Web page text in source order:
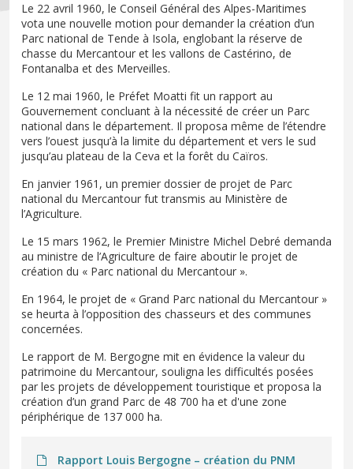
Le 22 avril 1960, le Conseil Général des Alpes-Maritimes
vota une nouvelle motion pour demander la création d’un
Parc national de Tende à Isola, englobant la réserve de
chasse du Mercantour et les vallons de Castérino, de
Fontanalba et des Merveilles.
Le 12 mai 1960, le Préfet Moatti fit un rapport au
Gouvernement concluant à la nécessité de créer un Parc
national dans le département. Il proposa même de l’étendre
vers l’ouest jusqu’à la limite du département et vers le sud
jusqu’au plateau de la Ceva et la forêt du Caïros.
En janvier 1961, un premier dossier de projet de Parc
national du Mercantour fut transmis au Ministère de
l’Agriculture.
Le 15 mars 1962, le Premier Ministre Michel Debré demanda
au ministre de l’Agriculture de faire aboutir le projet de
création du « Parc national du Mercantour ».
En 1964, le projet de « Grand Parc national du Mercantour »
se heurta à l’opposition des chasseurs et des communes
concernées.
Le rapport de M. Bergogne mit en évidence la valeur du
patrimoine du Mercantour, souligna les difficultés posées
par les projets de développement touristique et proposa la
création d’un grand Parc de 48 700 ha et d'une zone
périphérique de 137 000 ha.
Rapport Louis Bergogne – création du PNM